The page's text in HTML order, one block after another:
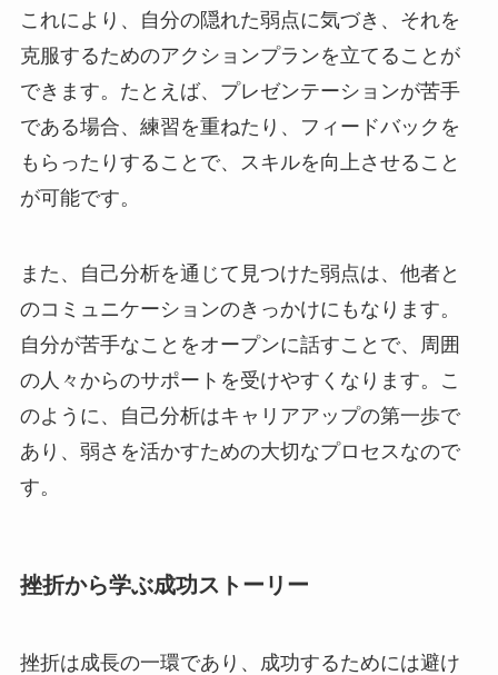
これにより、自分の隠れた弱点に気づき、それを
克服するためのアクションプランを立てることが
できます。たとえば、プレゼンテーションが苦手
である場合、練習を重ねたり、フィードバックを
もらったりすることで、スキルを向上させること
が可能です。
また、自己分析を通じて見つけた弱点は、他者と
のコミュニケーションのきっかけにもなります。
自分が苦手なことをオープンに話すことで、周囲
の人々からのサポートを受けやすくなります。こ
のように、自己分析はキャリアアップの第一歩で
あり、弱さを活かすための大切なプロセスなので
す。
挫折から学ぶ成功ストーリー
挫折は成長の一環であり、成功するためには避け